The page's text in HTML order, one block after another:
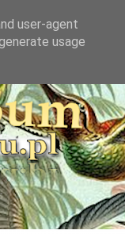
user-agent
usage